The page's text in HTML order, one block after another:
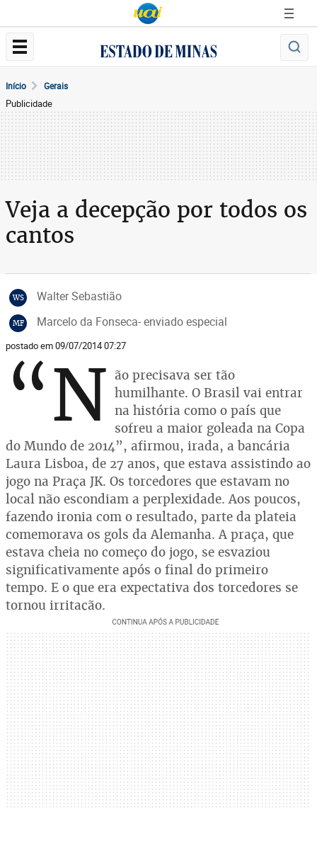
Início Gerais
Publicidade
Veja a decepção por todos os
cantos
WS Walter Sebastião
MF Marcelo da Fonseca- enviado especial
postado em 09/07/2014 07:27
“N ão precisava ser tão
humilhante. O Brasil vai entrar
na história como o país que
sofreu a maior goleada na Copa
do Mundo de 2014”, afirmou, irada, a bancária
Laura Lisboa, de 27 anos, que estava assistindo ao
jogo na Praça JK. Os torcedores que estavam no
local não escondiam a perplexidade. Aos poucos,
fazendo ironia com o resultado, parte da plateia
comemorava os gols da Alemanha. A praça, que
estava cheia no começo do jogo, se esvaziou
significativamente após o final do primeiro
tempo. E o que era expectativa dos torcedores se
tornou irritação.